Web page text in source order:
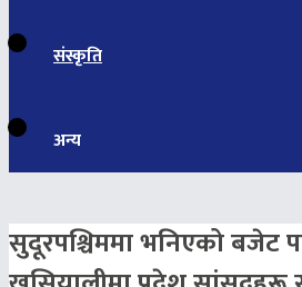
संस्कृति
अन्य
सुदूरपश्चिममा भनिएको बजेट